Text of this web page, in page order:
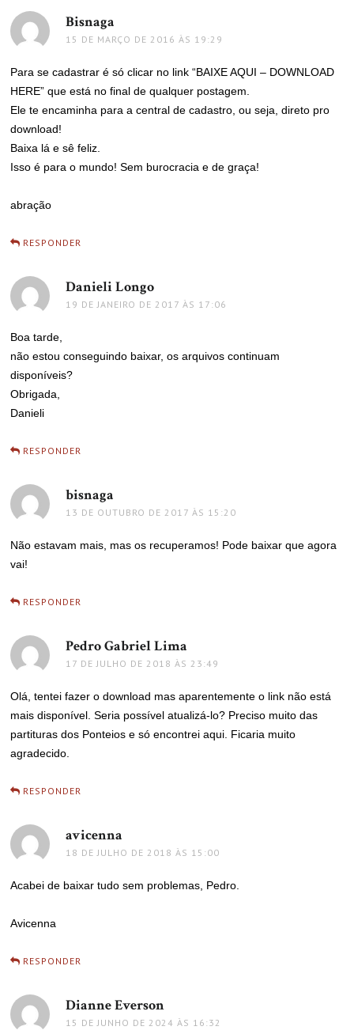
Bisnaga
15 DE MARÇO DE 2016 ÀS 19:29
Para se cadastrar é só clicar no link “BAIXE AQUI – DOWNLOAD
HERE” que está no final de qualquer postagem.
Ele te encaminha para a central de cadastro, ou seja, direto pro
download!
Baixa lá e sê feliz.
Isso é para o mundo! Sem burocracia e de graça!
abração
RESPONDER
Danieli Longo
19 DE JANEIRO DE 2017 ÀS 17:06
Boa tarde,
não estou conseguindo baixar, os arquivos continuam
disponíveis?
Obrigada,
Danieli
RESPONDER
bisnaga
13 DE OUTUBRO DE 2017 ÀS 15:20
Não estavam mais, mas os recuperamos! Pode baixar que agora
vai!
RESPONDER
Pedro Gabriel Lima
17 DE JULHO DE 2018 ÀS 23:49
Olá, tentei fazer o download mas aparentemente o link não está
mais disponível. Seria possível atualizá-lo? Preciso muito das
partituras dos Ponteios e só encontrei aqui. Ficaria muito
agradecido.
RESPONDER
avicenna
18 DE JULHO DE 2018 ÀS 15:00
Acabei de baixar tudo sem problemas, Pedro.
Avicenna
RESPONDER
Dianne Everson
15 DE JUNHO DE 2024 ÀS 16:32